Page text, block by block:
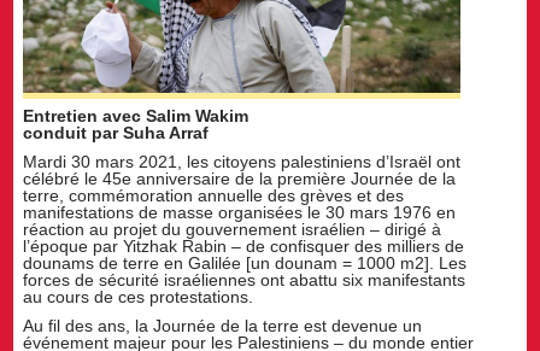
Entretien avec Salim Wakim
conduit par Suha Arraf
Mardi 30 mars 2021, les citoyens palestiniens d’Israël ont
célébré le 45e anniversaire de la première Journée de la
terre, commémoration annuelle des grèves et des
manifestations de masse organisées le 30 mars 1976 en
réaction au projet du gouvernement israélien – dirigé à
l’époque par Yitzhak Rabin – de confisquer des milliers de
dounams de terre en Galilée [un dounam = 1000 m2]. Les
forces de sécurité israéliennes ont abattu six manifestants
au cours de ces protestations.
Au fil des ans, la Journée de la terre est devenue un
événement majeur pour les Palestiniens – du monde entier